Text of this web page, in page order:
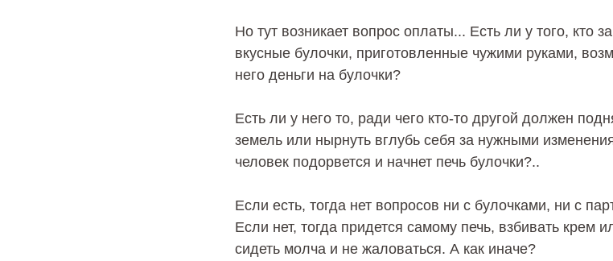
Но тут возникает вопрос оплаты... Есть ли у того, кто
вкусные булочки, приготовленные чужими руками,
него деньги на булочки?
Есть ли у него то, ради чего кто-то другой должен
земель или нырнуть вглубь себя за нужными
человек подорвется и начнет печь булочки?..
Если есть, тогда нет вопросов ни с булочками, ни с
Если нет, тогда придется самому печь, взбивать крем
сидеть молча и не жаловаться. А как иначе?